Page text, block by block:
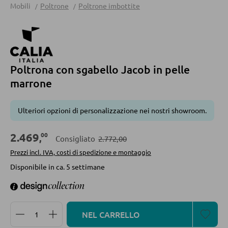
Accessori per divano
CASSETTIERE E SIDEBOARD
Cassettiere
Highboard
Lowboards
Mensole a parete
Mobili Poltrone Poltrone imbottite
Poltrona con sgabello Jacob in pelle
marrone
Ulteriori opzioni di personalizzazione nei nostri showroom.
2.469,00 Consigliato 2.772,00
Prezzi incl. IVA, costi di spedizione e montaggio
Disponibile in ca. 5 settimane
Quantità del prodotto: inserisci la quantità
NEL CARRELLO